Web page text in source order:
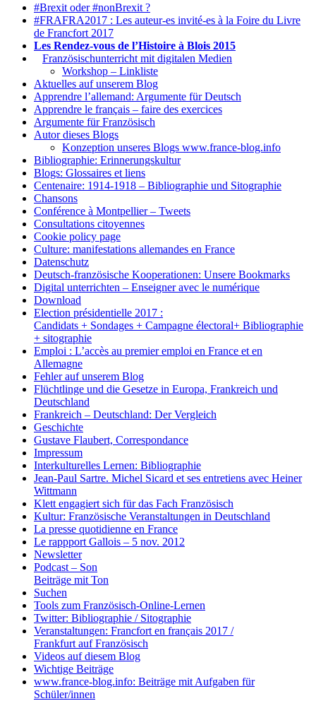
#Brexit oder #nonBrexit ?
#FRAFRA2017 : Les auteur-es invité-es à la Foire du Livre
de Francfort 2017
Les Rendez-vous de l’Histoire à Blois 2015
Französischunterricht mit digitalen Medien
Workshop – Linkliste
Aktuelles auf unserem Blog
Apprendre l’allemand: Argumente für Deutsch
Apprendre le français – faire des exercices
Argumente für Französisch
Autor dieses Blogs
Konzeption unseres Blogs www.france-blog.info
Bibliographie: Erinnerungskultur
Blogs: Glossaires et liens
Centenaire: 1914-1918 – Bibliographie und Sitographie
Chansons
Conférence à Montpellier – Tweets
Consultations citoyennes
Cookie policy page
Culture: manifestations allemandes en France
Datenschutz
Deutsch-französische Kooperationen: Unsere Bookmarks
Digital unterrichten – Enseigner avec le numérique
Download
Election présidentielle 2017 :
Candidats + Sondages + Campagne électoral+ Bibliographie
+ sitographie
Emploi : L’accès au premier emploi en France et en
Allemagne
Fehler auf unserem Blog
Flüchtlinge und die Gesetze in Europa, Frankreich und
Deutschland
Frankreich – Deutschland: Der Vergleich
Geschichte
Gustave Flaubert, Correspondance
Impressum
Interkulturelles Lernen: Bibliographie
Jean-Paul Sartre. Michel Sicard et ses entretiens avec Heiner
Wittmann
Klett engagiert sich für das Fach Französisch
Kultur: Französische Veranstaltungen in Deutschland
La presse quotidienne en France
Le rappport Gallois – 5 nov. 2012
Newsletter
Podcast – Son
Beiträge mit Ton
Suchen
Tools zum Französisch-Online-Lernen
Twitter: Bibliographie / Sitographie
Veranstaltungen: Francfort en français 2017 /
Frankfurt auf Französisch
Videos auf diesem Blog
Wichtige Beiträge
www.france-blog.info: Beiträge mit Aufgaben für
Schüler/innen